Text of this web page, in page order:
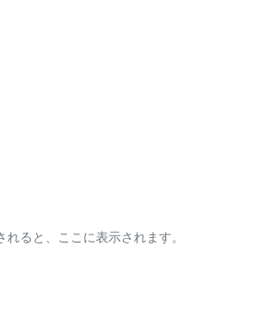
ると、ここに表示されます。